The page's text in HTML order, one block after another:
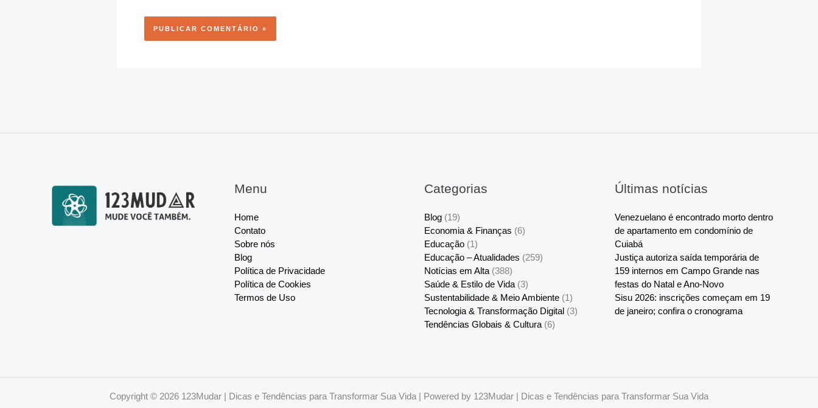
Menu
Home
Contato
Sobre nós
Blog
Política de Privacidade
Política de Cookies
Termos de Uso
Categorias
Blog (19)
Economia & Finanças (6)
Educação (1)
Educação – Atualidades (259)
Notícias em Alta (388)
Saúde & Estilo de Vida (3)
Sustentabilidade & Meio Ambiente (1)
Tecnologia & Transformação Digital (3)
Tendências Globais & Cultura (6)
Últimas notícias
Venezuelano é encontrado morto dentro
de apartamento em condomínio de
Cuiabá
Justiça autoriza saída temporária de
159 internos em Campo Grande nas
festas do Natal e Ano-Novo
Sisu 2026: inscrições começam em 19
de janeiro; confira o cronograma
Copyright © 2026 123Mudar | Dicas e Tendências para Transformar Sua Vida | Powered by 123Mudar | Dicas e Tendências para Transformar Sua Vida